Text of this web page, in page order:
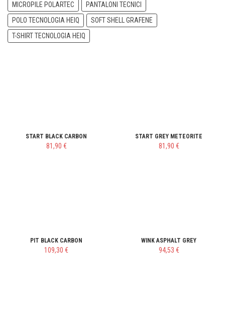
MICROPILE POLARTEC
PANTALONI TECNICI
POLO TECNOLOGIA HEIQ
SOFT SHELL GRAFENE
T-SHIRT TECNOLOGIA HEIQ
START BLACK CARBON
81,90 €
START GREY METEORITE
81,90 €
PIT BLACK CARBON
109,30 €
WINK ASPHALT GREY
94,53 €